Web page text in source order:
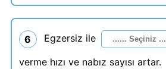
6 Egzersiz ile
verme hızı ve nabız sayısı artar.